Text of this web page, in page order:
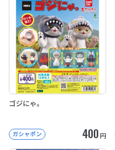
ゴジにゃ。
ガシャポン 400 円